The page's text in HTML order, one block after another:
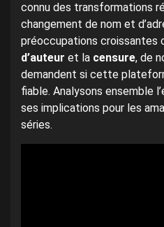
connu des transformations
changement de nom et
préoccupations croissantes
d’auteur et la censure, de
demandent si cette
fiable. Analysons ensemble
ses implications pour les
séries.